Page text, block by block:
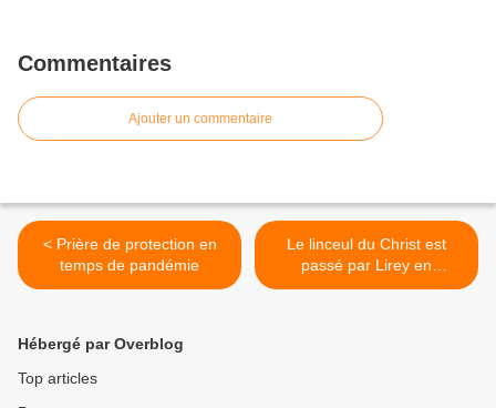
Commentaires
Ajouter un commentaire
< Prière de protection en
temps de pandémie
Le linceul du Christ est
passé par Lirey en
Champagne >
Hébergé par Overblog
Top articles